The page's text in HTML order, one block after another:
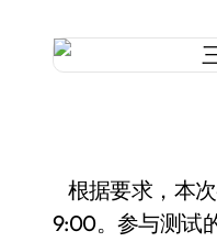
根据要求，本
9:00。参与测试